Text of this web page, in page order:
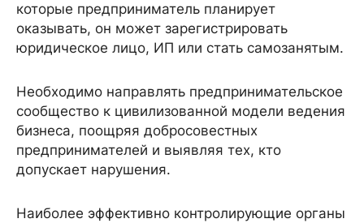
которые предприниматель планирует
оказывать, он может зарегистрировать
юридическое лицо, ИП или стать самозанятым.
Необходимо направлять предпринимательское
сообщество к цивилизованной модели ведения
бизнеса, поощряя добросовестных
предпринимателей и выявляя тех, кто
допускает нарушения.
Наиболее эффективно контролирующие органы